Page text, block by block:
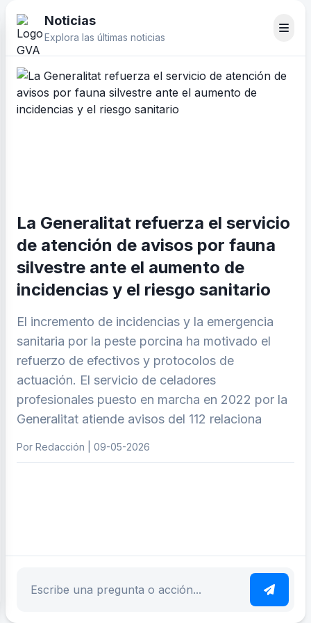
Noticias
Explora las últimas noticias
La Generalitat refuerza el servicio
de atención de avisos por fauna
silvestre ante el aumento de
incidencias y el riesgo sanitario
El incremento de incidencias y la emergencia
sanitaria por la peste porcina ha motivado el
refuerzo de efectivos y protocolos de
actuación. El servicio de celadores
profesionales puesto en marcha en 2022 por la
Generalitat atiende avisos del 112 relaciona
Por Redacción | 09-05-2026
Escribe tu pregunta